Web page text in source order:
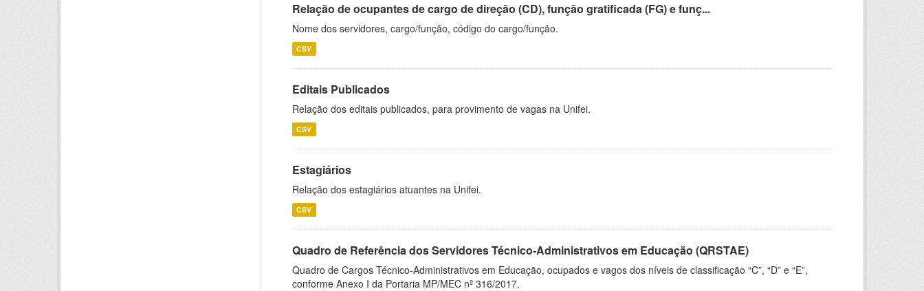
Relação de ocupantes de cargo de direção (CD), função gratificada (FG) e funç...
Nome dos servidores, cargo/função, código do cargo/função.
CSV
Editais Publicados
Relação dos editais publicados, para provimento de vagas na Unifei.
CSV
Estagiários
Relação dos estagiários atuantes na Unifei.
CSV
Quadro de Referência dos Servidores Técnico-Administrativos em Educação (QRSTAE)
Quadro de Cargos Técnico-Administrativos em Educação, ocupados e vagos dos níveis de classificação “C”, “D” e “E”,
conforme Anexo I da Portaria MP/MEC nº 316/2017.